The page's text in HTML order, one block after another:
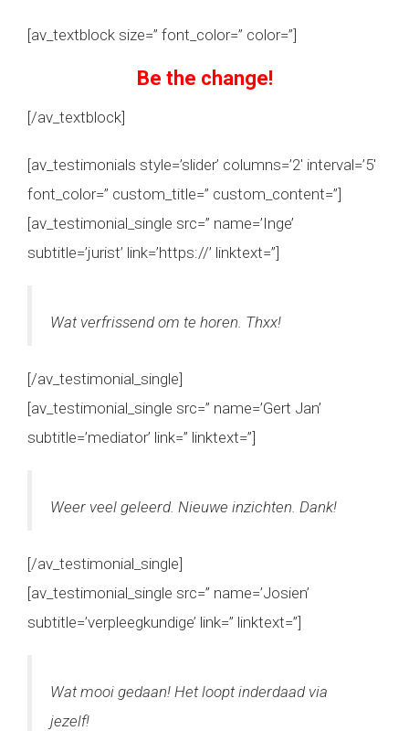
[av_textblock size=” font_color=” color=”]
Be the change!
[/av_textblock]
[av_testimonials style=’slider’ columns=’2′ interval=’5′
font_color=” custom_title=” custom_content=”]
[av_testimonial_single src=” name=’Inge’
subtitle=’jurist’ link=’https://’ linktext=”]
Wat verfrissend om te horen. Thxx!
[/av_testimonial_single]
[av_testimonial_single src=” name=’Gert Jan’
subtitle=’mediator’ link=” linktext=”]
Weer veel geleerd. Nieuwe inzichten. Dank!
[/av_testimonial_single]
[av_testimonial_single src=” name=’Josien’
subtitle=’verpleegkundige’ link=” linktext=”]
Wat mooi gedaan! Het loopt inderdaad via
jezelf!